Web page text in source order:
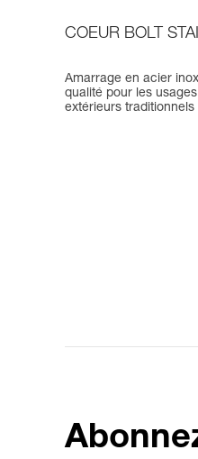
COEUR BOLT
Amarrage en acier
qualité pour les
extérieurs traditionnels